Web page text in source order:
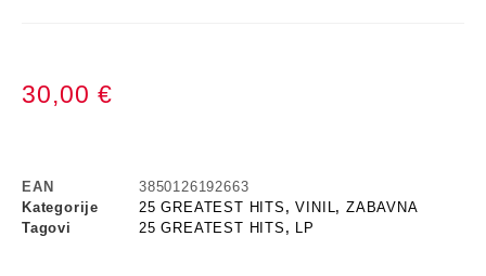
30,00 €
EAN
3850126192663
Kategorije
25 GREATEST HITS ,VINIL,ZABAVNA
Tagovi
25 GREATEST HITS , LP